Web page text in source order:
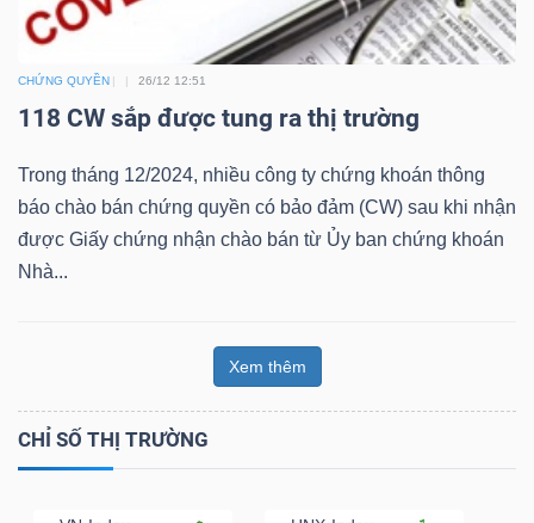
CHỨNG QUYỀN 26/12 12:51
118 CW sắp được tung ra thị trường
Trong tháng 12/2024, nhiều công ty chứng khoán thông
báo chào bán chứng quyền có bảo đảm (CW) sau khi nhận
được Giấy chứng nhận chào bán từ Ủy ban chứng khoán
Nhà...
Xem thêm
CHỈ SỐ THỊ TRƯỜNG
Bài
viết
tác
giả
(-)
Báo
(-)